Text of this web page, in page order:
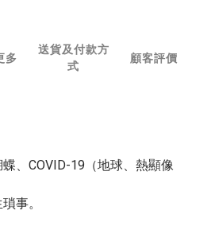
多
送貨及付款方
式
顧客評價
、COVID-19（地球、熱顯像
事。